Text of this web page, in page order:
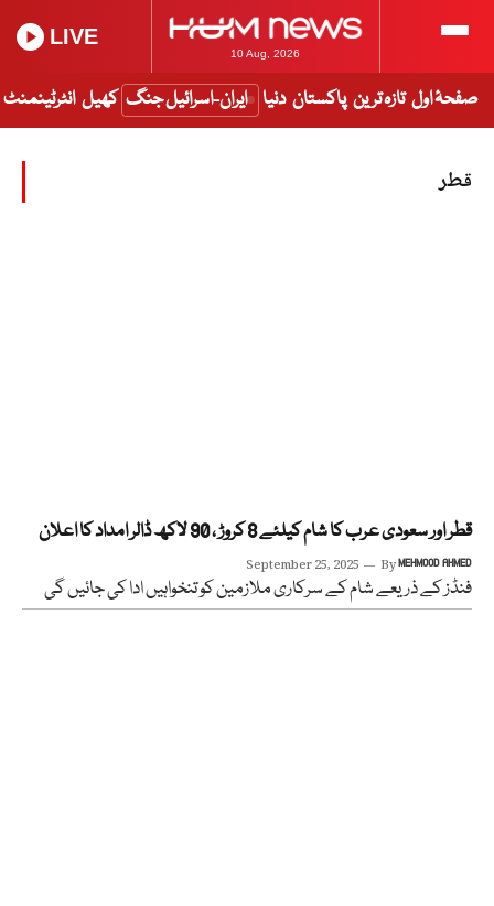
10 Aug, 2026
LIVE
صفحۂ اول تازہ ترین پاکستان دنیا ایران-اسرائیل جنگ کھیل انٹرٹینمنٹ
قطر
قطر اور سعودی عرب کا شام کیلئے 8 کروڑ ، 90 لاکھ ڈالر امداد کا اعلان
September 25, 2025 ByMEHMOOD AHMED
فنڈز کے ذریعے شام کے سرکاری ملازمین کو تنخواہیں ادا کی جائیں گی